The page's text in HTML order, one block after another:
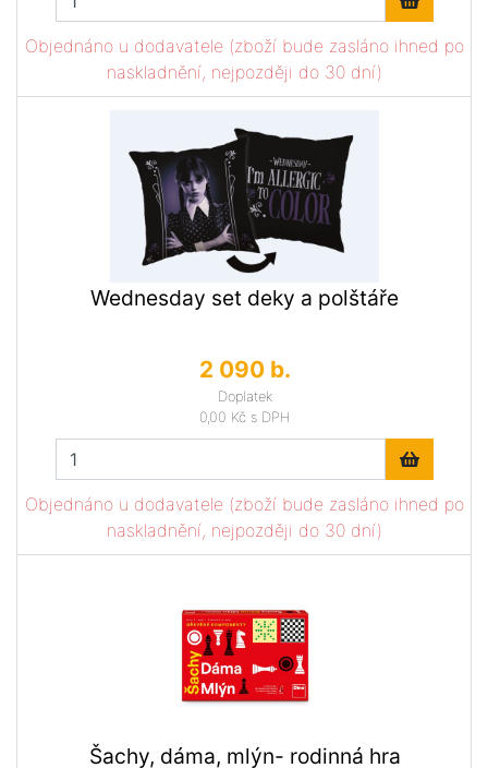
Objednáno u dodavatele (zboží bude zasláno ihned po
naskladnění, nejpozději do 30 dní)
Wednesday set deky a polštáře
2 090 b.
Doplatek
0,00 Kč s DPH
Objednáno u dodavatele (zboží bude zasláno ihned po
naskladnění, nejpozději do 30 dní)
Šachy, dáma, mlýn- rodinná hra